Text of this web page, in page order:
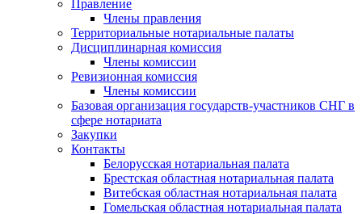
Правление
Члены правления
Территориальные нотариальные палаты
Дисциплинарная комиссия
Члены комиссии
Ревизионная комиссия
Члены комиссии
Базовая организация государств-участников СНГ в
сфере нотариата
Закупки
Контакты
Белорусская нотариальная палата
Брестская областная нотариальная палата
Витебская областная нотариальная палата
Гомельская областная нотариальная палата